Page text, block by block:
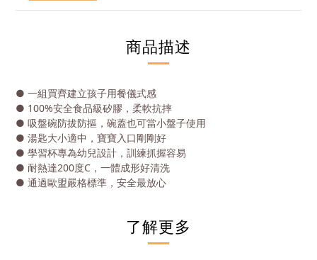
商品描述
● 一組買齊建立孩子用餐儀式感
● 100%安全食品級矽膠，柔軟抗摔
● 吸盤碗防拔防摳，碗蓋也可當小盤子使用
● 湯匙大小適中，寶寶入口剛剛好
● 學習杯專為幼兒設計，訓練抓握容易
● 耐熱達200度C，一體成形好清洗
● 通過歐盟嚴格標準，安全最放心
了解更多